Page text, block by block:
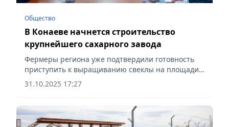
Общество
В Конаеве начнется строительство
крупнейшего сахарного завода
Фермеры региона уже подтвердили готовность
приступить к выращиванию свеклы на площади
почти 100 тыс. га, сообщает Vecher.kz.
31.10.2025 17:27